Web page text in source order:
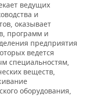
ведущих
и
оказывает
программ и
предприятия
ведется
специальностям,
веществ,
оборудования,